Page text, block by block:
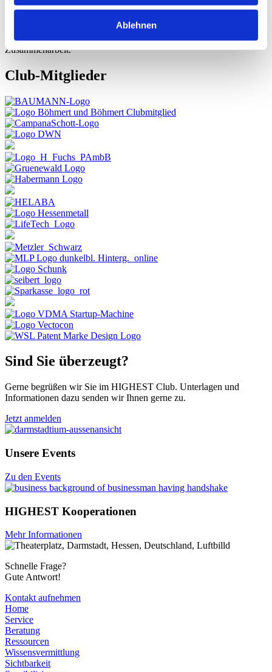
Ablehnen
Werbemittel einbinden lassen und gewinnen so Reichweite
Danke an alle Club-Mitglieder – für das Engagement und die gute
Zusammenarbeit.
Club-Mitglieder
Sind Sie überzeugt?
Gerne begrüßen wir Sie im HIGHEST Club. Unterlagen und
Informationen dazu senden wir Ihnen gerne zu.
Jetzt anmelden
Unsere Events
Zu den Events
HIGHEST Kooperationen
Mehr Informationen
Schnelle Frage?
Gute Antwort!
Kontakt aufnehmen
Home
Service
Beratung
Ressourcen
Wissensvermittlung
Sichtbarkeit